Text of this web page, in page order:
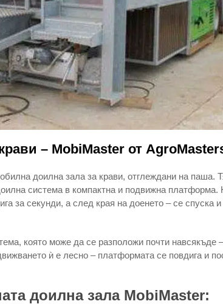
– MobiMaster от
доилна зала за крави, отглеждани на паша.
система в компактна и подвижна платформа.
за секунди, а след края на доенето – се спуска
която може да се разположи почти навсякъде
ѝ е лесно – платформата се повдига и
доилна зала MobiMaster: